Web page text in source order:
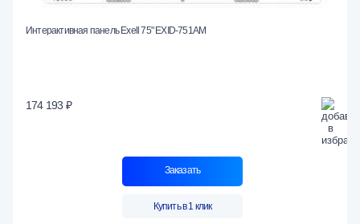
Интерактивная панель Exell 75" EXID-751AM
174 193 ₽
Заказать
Купить в 1 клик